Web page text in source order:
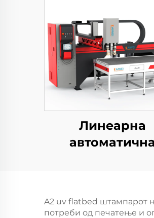
Линеарна
автоматична
пломби на
A2 uv flatbed штампарот
потреби од печатење и